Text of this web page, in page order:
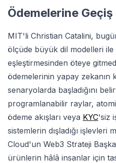
Ödemelerine Geçiş
MIT'li Christian Catalini,
ölçüde büyük dil modelleri ile
eşleştirmesinden öteye
ödemelerinin yapay zekanın
senaryolarda başladığını
programlanabilir raylar,
ödeme akışları veya KYC'siz
sistemlerin dışladığı işlevleri
Cloud'un Web3 Strateji
ürünlerin hâlâ insanlar için